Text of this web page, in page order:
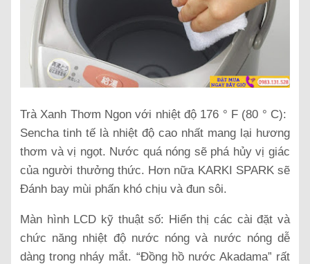
Trà Xanh Thơm Ngon với nhiệt độ 176 ° F (80 ° C):
Sencha tinh tế là nhiệt độ cao nhất mang lại hương
thơm và vị ngọt. Nước quá nóng sẽ phá hủy vị giác
của người thưởng thức. Hơn nữa KARKI SPARK sẽ
Đánh bay mùi phấn khó chịu và đun sôi.
Màn hình LCD kỹ thuật số: Hiển thị các cài đặt và
chức năng nhiệt độ nước nóng và nước nóng dễ
dàng trong nháy mắt. “Đồng hồ nước Akadama” rất